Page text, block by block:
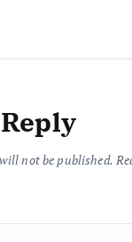
not be published.